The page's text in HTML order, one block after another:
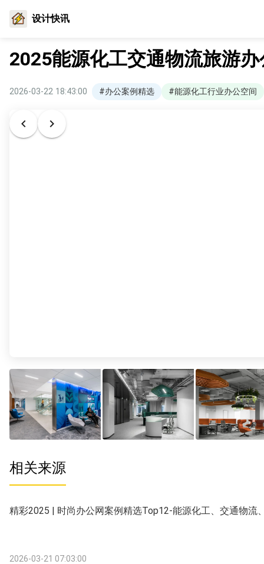
设计快讯
2025能源化工交通物流旅游
2026-03-22 18:43:00 #办公案例精选 #能源化工行业办公空间
相关来源
精彩2025 | 时尚办公网案例精选Top12-能源化工、交通物流
2026-03-21 07:03:00